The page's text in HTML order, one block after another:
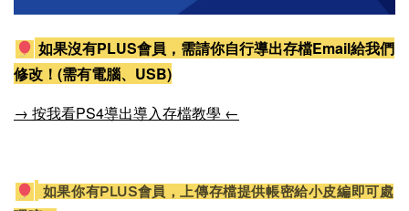
如果沒有PLUS會員，需請你自行導出存檔Email給我們
修改！(需有電腦、USB)
→ 按我看PS4導出導入存檔教學 ←
如果你有PLUS會員，上傳存檔提供帳密給小皮編即可處